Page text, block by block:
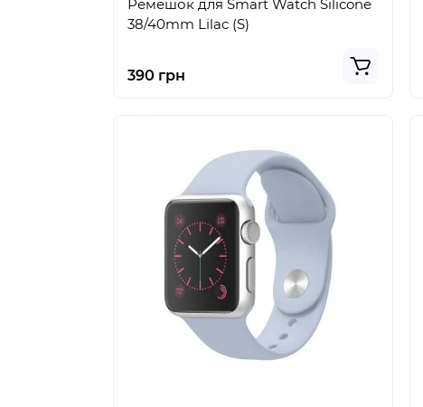
Ремешок для Smart Watch Silicone
38/40mm Lilac (S)
390 грн